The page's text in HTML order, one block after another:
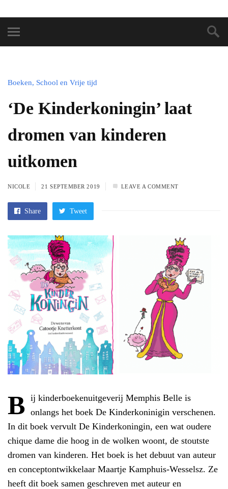
Boeken, School en Vrije tijd
‘De Kinderkoningin’ laat
dromen van kinderen
uitkomen
NICOLE 21 SEPTEMBER 2019 LEAVE A COMMENT
Share Tweet
B ij kinderboekenuitgeverij Memphis Belle is
onlangs het boek De Kinderkoninigin verschenen.
In dit boek vervult De Kinderkoningin, een wat oudere
chique dame die hoog in de wolken woont, de stoutste
dromen van kinderen. Het boek is het debuut van auteur
en conceptontwikkelaar Maartje Kamphuis-Wesselsz. Ze
heeft dit boek samen geschreven met auteur en